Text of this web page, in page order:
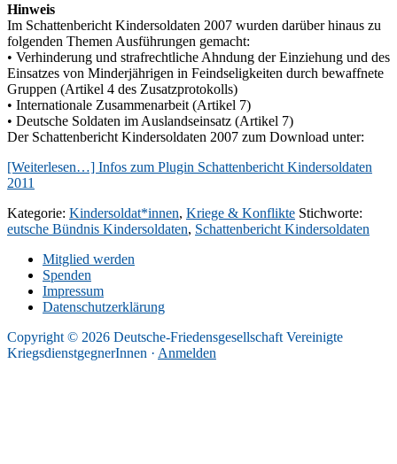
Hinweis
Im Schattenbericht Kindersoldaten 2007 wurden darüber hinaus zu
folgenden Themen Ausführungen gemacht:
• Verhinderung und strafrechtliche Ahndung der Einziehung und des
Einsatzes von Minderjährigen in Feindseligkeiten durch bewaffnete
Gruppen (Artikel 4 des Zusatzprotokolls)
• Internationale Zusammenarbeit (Artikel 7)
• Deutsche Soldaten im Auslandseinsatz (Artikel 7)
Der Schattenbericht Kindersoldaten 2007 zum Download unter:
[Weiterlesen…] Infos zum Plugin Schattenbericht Kindersoldaten
2011
Kategorie: Kindersoldat*innen, Kriege & Konflikte Stichworte:
eutsche Bündnis Kindersoldaten, Schattenbericht Kindersoldaten
Mitglied werden
Spenden
Impressum
Datenschutzerklärung
Copyright © 2026 Deutsche-Friedensgesellschaft Vereinigte
KriegsdienstgegnerInnen · Anmelden